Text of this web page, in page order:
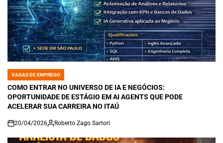
POSTED
IN
VAGAS DE EMPREGO
COMO ENTRAR NO UNIVERSO DE IA E NEGÓCIOS:
OPORTUNIDADE DE ESTÁGIO EM AI AGENTS QUE PODE
ACELERAR SUA CARREIRA NO ITAÚ
on
20/04/2026 Roberto Zago Sartori